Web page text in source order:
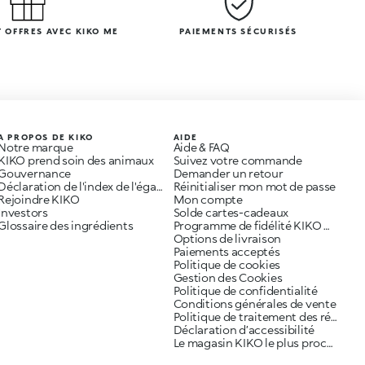
OFFRES AVEC KIKO ME PAIEMENTS SÉCURISÉS
PROPOS DE KIKO
marque
prend soin des animaux
Déclaration de l'index de l'égalité professionnelle
KIKO
des ingrédients
AIDE
Aide & FAQ
Suivez votre commande
Demander un retour
Réinitialiser mon mot de passe
Mon compte
Solde cartes-cadeaux
Programme de fidélité KIKO ME
Options de livraison
Paiements acceptés
Politique de cookies
Gestion des Cookies
Politique de confidentialité
Conditions générales de vente
Politique de traitement des réclamations
Déclaration d’accessibilité
Le magasin KIKO le plus proche